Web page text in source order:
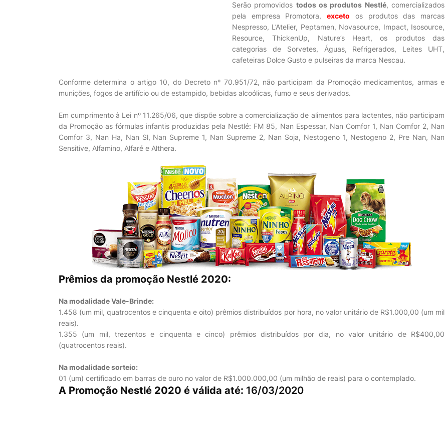
Serão promovidos todos os produtos Nestlé, comercializados
pela empresa Promotora,exceto os produtos das marcas
Nespresso, L’Atelier, Peptamen, Novasource, Impact, Isosource,
Resource, ThickenUp, Nature’s Heart, os produtos das
categorias de Sorvetes, Águas, Refrigerados, Leites UHT,
cafeteiras Dolce Gusto e pulseiras da marca Nescau.
Conforme determina o artigo 10, do Decreto nº 70.951/72, não participam da Promoção medicamentos, armas e
munições, fogos de artifício ou de estampido, bebidas alcoólicas, fumo e seus derivados.
Em cumprimento à Lei nº 11.265/06, que dispõe sobre a comercialização de alimentos para lactentes, não participam
da Promoção as fórmulas infantis produzidas pela Nestlé: FM 85, Nan Espessar, Nan Comfor 1, Nan Comfor 2, Nan
Comfor 3, Nan Ha, Nan Sl, Nan Supreme 1, Nan Supreme 2, Nan Soja, Nestogeno 1, Nestogeno 2, Pre Nan, Nan
Sensitive, Alfamino, Alfaré e Althera.
Prêmios da promoção Nestlé 2020:
Na modalidade Vale-Brinde:
1.458 (um mil, quatrocentos e cinquenta e oito) prêmios distribuídos por hora, no valor unitário de R$1.000,00 (um mil
reais).
1.355 (um mil, trezentos e cinquenta e cinco) prêmios distribuídos por dia, no valor unitário de R$400,00
(quatrocentos reais).
Na modalidade sorteio:
01 (um) certificado em barras de ouro no valor de R$1.000.000,00 (um milhão de reais) para o contemplado.
A Promoção Nestlé 2020 é válida até: 16/03/2020